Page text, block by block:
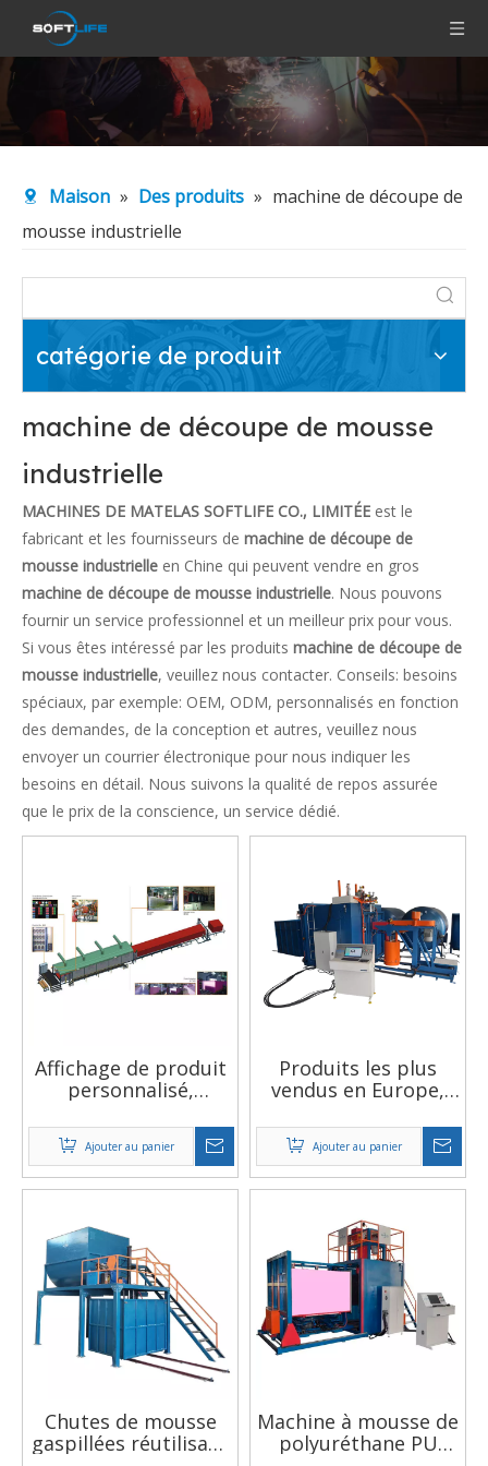
Maison » Des produits » machine de découpe de
mousse industrielle
catégorie de produit
machine de découpe de mousse
industrielle
MACHINES DE MATELAS SOFTLIFE CO., LIMITÉE est le
fabricant et les fournisseurs de machine de découpe de
mousse industrielle en Chine qui peuvent vendre en gros
machine de découpe de mousse industrielle. Nous pouvons
fournir un service professionnel et un meilleur prix pour vous.
Si vous êtes intéressé par les produits machine de découpe de
mousse industrielle, veuillez nous contacter. Conseils: besoins
spéciaux, par exemple: OEM, ODM, personnalisés en fonction
des demandes, de la conception et autres, veuillez nous
envoyer un courrier électronique pour nous indiquer les
besoins en détail. Nous suivons la qualité de repos assurée
que le prix de la conscience, un service dédié.
Affichage de produit
personnalisé,
formulation
automatique, liste de
prix de la machine à
mousse de
polyuréthane
Ajouter au panier
Produits les plus
vendus en Europe,
formage sous vide à
double moule
automatique en
Chine
Ajouter au panier
Chutes de mousse
gaspillées réutilisant
Machine à mousse de
polyuréthane PU